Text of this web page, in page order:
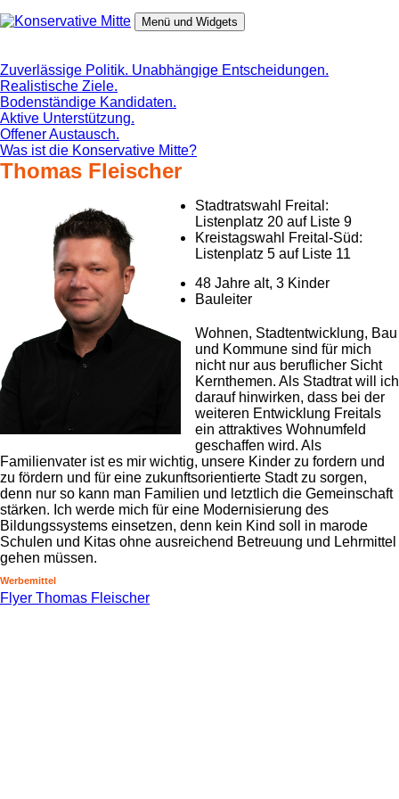
Inhalt
Menü und Widgets
Zuverlässige Politik. Unabhängige Entscheidungen.
Realistische Ziele.
Bodenständige Kandidaten.
Aktive Unterstützung.
Offener Austausch.
Was ist die Konservative Mitte?
Thomas Fleischer
Stadtratswahl Freital:
Listenplatz 20 auf Liste 9
Kreistagswahl Freital-Süd:
Listenplatz 5 auf Liste 11
48 Jahre alt, 3 Kinder
Bauleiter
Wohnen, Stadtentwicklung, Bau
und Kommune sind für mich
nicht nur aus beruflicher Sicht
Kernthemen. Als Stadtrat will ich
darauf hinwirken, dass bei der
weiteren Entwicklung Freitals
ein attraktives Wohnumfeld
geschaffen wird. Als
Familienvater ist es mir wichtig, unsere Kinder zu fordern und
zu fördern und für eine zukunftsorientierte Stadt zu sorgen,
denn nur so kann man Familien und letztlich die Gemeinschaft
stärken. Ich werde mich für eine Modernisierung des
Bildungssystems einsetzen, denn kein Kind soll in marode
Schulen und Kitas ohne ausreichend Betreuung und Lehrmittel
gehen müssen.
Werbemittel
Flyer Thomas Fleischer